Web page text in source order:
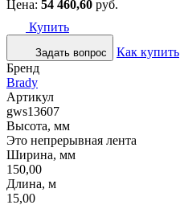
Цена: 54 460,60 руб.
Купить
Задать вопрос Как купить
Бренд
Brady
Артикул
gws13607
Высота, мм
Это непрерывная лента
Ширина, мм
150,00
Длина, м
15,00